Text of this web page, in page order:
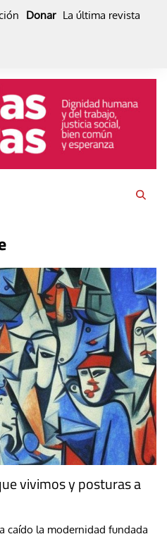
Donar La última revista
vivimos y posturas a
caído la modernidad fundada